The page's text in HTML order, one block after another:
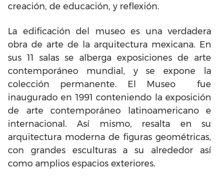
creación, de educación, y reflexión.
La edificación del museo es una verdadera
obra de arte de la arquitectura mexicana. En
sus 11 salas se alberga exposiciones de arte
contemporáneo mundial, y se expone la
colección permanente. El Museo fue
inaugurado en 1991 conteniendo la exposición
de arte contemporáneo latinoamericano e
internacional. Así mismo, resalta en su
arquitectura moderna de figuras geométricas,
con grandes esculturas a su alrededor así
como amplios espacios exteriores.